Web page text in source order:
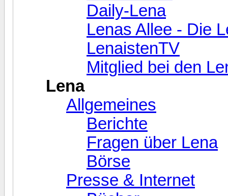
Daily-Lena
Lenas Allee - Die
LenaistenTV
Mitglied bei den
Lena
Allgemeines
Berichte
Fragen über Lena
Börse
Presse & Internet